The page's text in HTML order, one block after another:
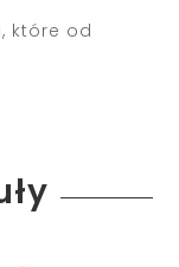
które od